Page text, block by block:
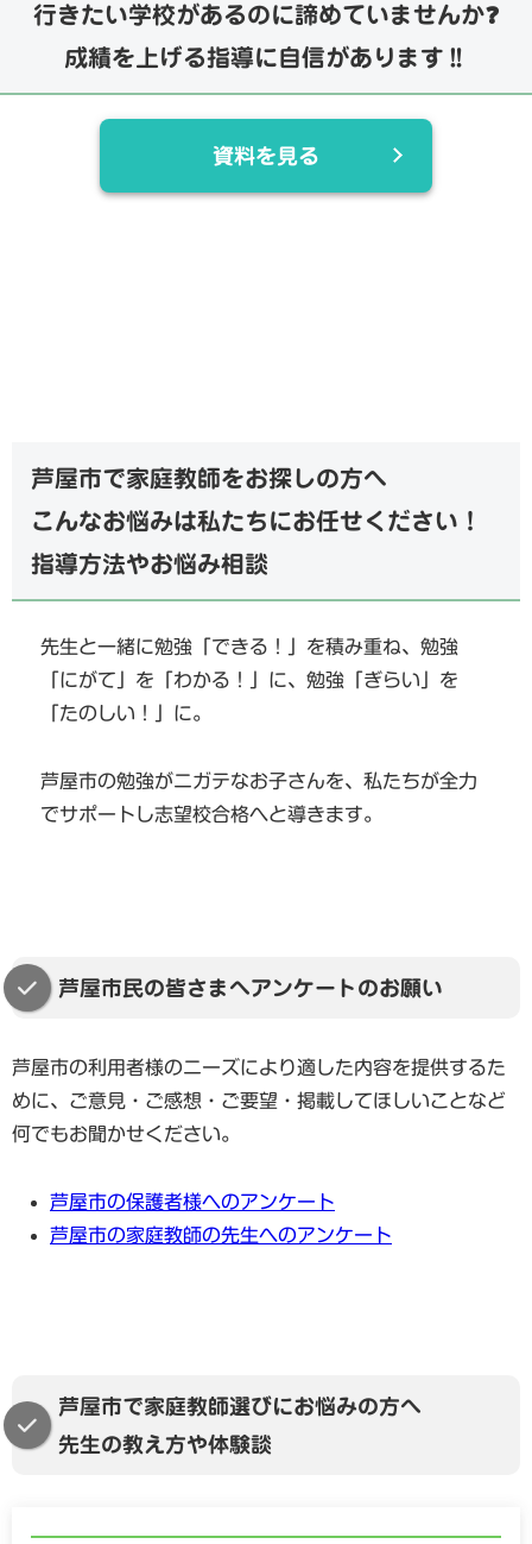
行きたい学校があるのに諦めていませんか❓
成績を上げる指導に自信があります‼️
資料を見る
芦屋市で家庭教師をお探しの方へ
こんなお悩みは私たちにお任せください！
指導方法やお悩み相談
先生と一緒に勉強「できる！」を積み重ね、勉強
「にがて」を「わかる！」に、勉強「ぎらい」を
「たのしい！」に。
芦屋市の勉強がニガテなお子さんを、私たちが全力
でサポートし志望校合格へと導きます。
芦屋市民の皆さまへアンケートのお願い
芦屋市の利用者様のニーズにより適した内容を提供するた
めに、ご意見・ご感想・ご要望・掲載してほしいことなど
何でもお聞かせください。
芦屋市の保護者様へのアンケート
芦屋市の家庭教師の先生へのアンケート
芦屋市で家庭教師選びにお悩みの方へ
先生の教え方や体験談